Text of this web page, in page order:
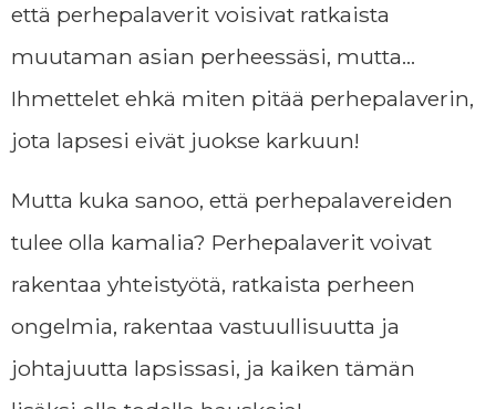
että perhepalaverit voisivat ratkaista
muutaman asian perheessäsi, mutta…
Ihmettelet ehkä miten pitää perhepalaverin,
jota lapsesi eivät juokse karkuun!
Mutta kuka sanoo, että perhepalavereiden
tulee olla kamalia? Perhepalaverit voivat
rakentaa yhteistyötä, ratkaista perheen
ongelmia, rakentaa vastuullisuutta ja
johtajuutta lapsissasi, ja kaiken tämän